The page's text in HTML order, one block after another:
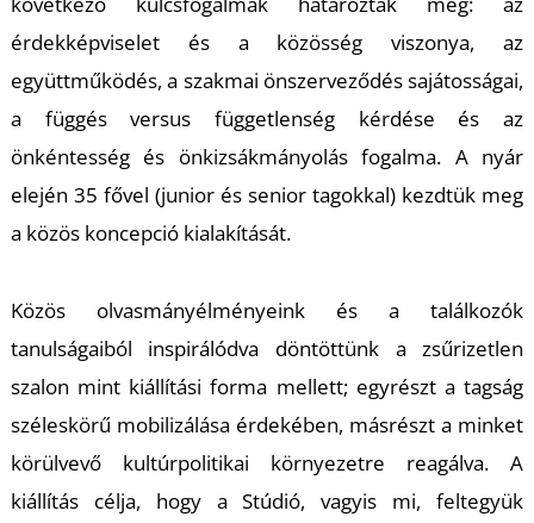
érdekképviselet és a közösség viszonya, az
együttműködés, a szakmai önszerveződés sajátosságai,
a függés versus függetlenség kérdése és az
önkéntesség és önkizsákmányolás fogalma. A nyár
elején 35 fővel (junior és senior tagokkal) kezdtük meg
a közös koncepció kialakítását.
Közös olvasmányélményeink és a találkozók
tanulságaiból inspirálódva döntöttünk a zsűrizetlen
szalon mint kiállítási forma mellett; egyrészt a tagság
széleskörű mobilizálása érdekében, másrészt a minket
körülvevő kultúrpolitikai környezetre reagálva. A
kiállítás célja, hogy a Stúdió, vagyis mi, feltegyük